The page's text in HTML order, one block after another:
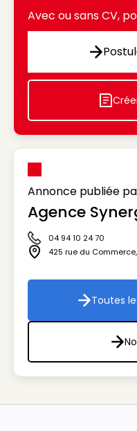
Avec ou sans CV,
Annonce publiée
Agence
Icône téléphone
04 94 10 24 70
Icône adresse
425 rue du Commerce,
Toutes